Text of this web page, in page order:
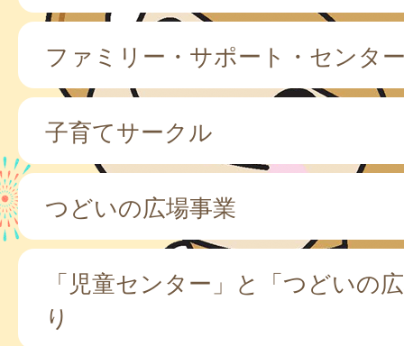
ファミリー・サポート・センタ
子育てサークル
つどいの広場事業
「児童センター」と「つどいの
り